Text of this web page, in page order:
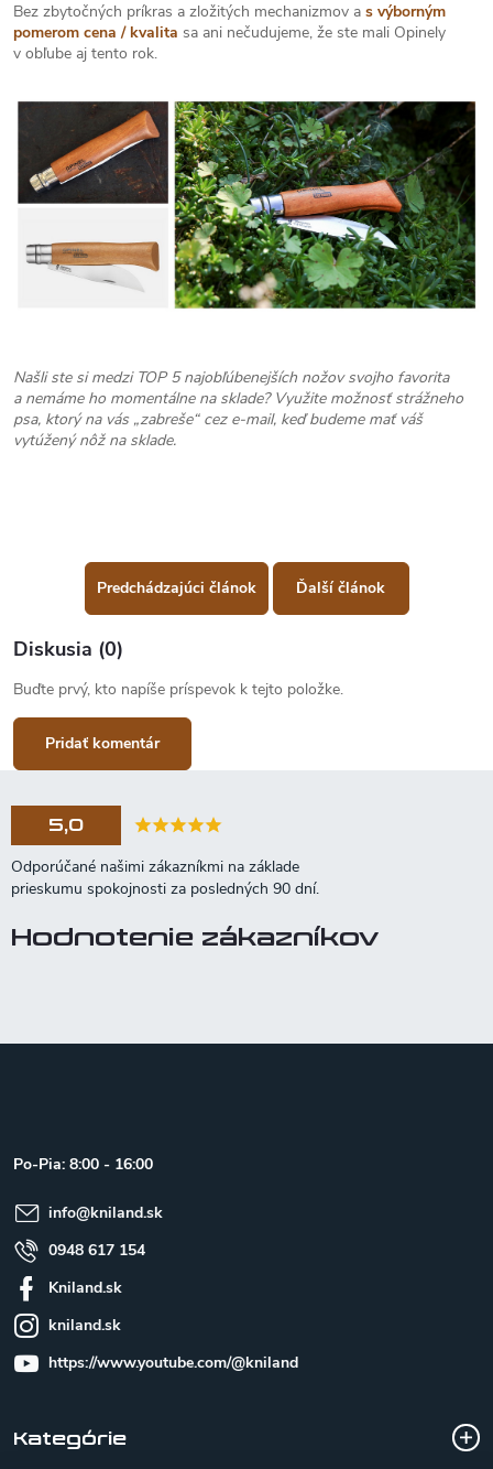
Bez zbytočných príkras a zložitých mechanizmov a s výborným
pomerom cena / kvalita sa ani nečudujeme, že ste mali Opinely
v obľube aj tento rok.
Našli ste si medzi TOP 5 najobľúbenejších nožov svojho favorita
a nemáme ho momentálne na sklade? Využite možnosť strážneho
psa, ktorý na vás „zabreše“ cez e-mail, keď budeme mať váš
vytúžený nôž na sklade.
Predchádzajúci článok Ďalší článok
Diskusia (0)
Buďte prvý, kto napíše príspevok k tejto položke.
Pridať komentár
5,0
Hodnotenie zákazníkov
Po-Pia: 8:00 - 16:00
info@kniland.sk
0948 617 154
Kniland.sk
kniland.sk
https://www.youtube.com/@kniland
Kategórie